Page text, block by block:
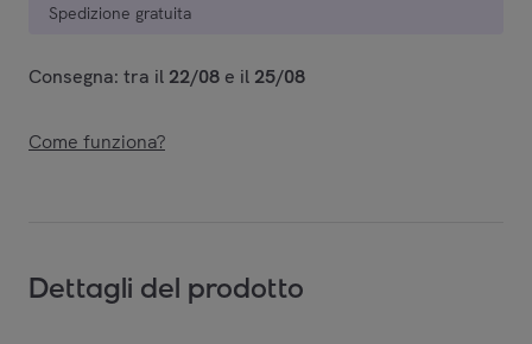
Spedizione gratuita
Consegna: tra il 22/08 e il 25/08
Come funziona?
Dettagli del prodotto